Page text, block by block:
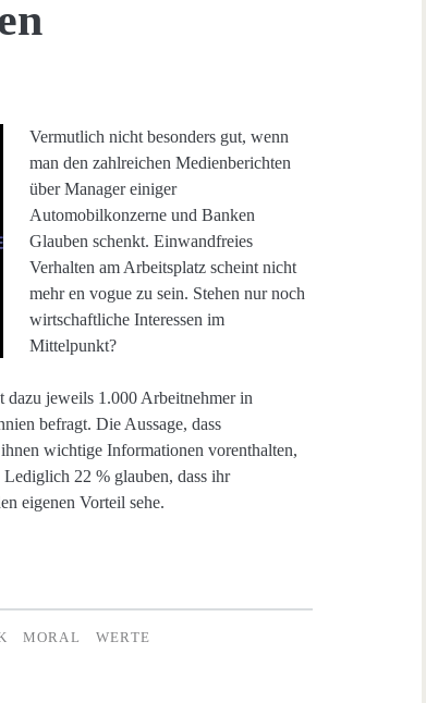
Vermutlich nicht besonders gut, wenn
man den zahlreichen Medienberichten
über Manager einiger
Automobilkonzerne und Banken
Glauben schenkt. Einwandfreies
Verhalten am Arbeitsplatz scheint nicht
mehr en vogue zu sein. Stehen nur noch
wirtschaftliche Interessen im
Mittelpunkt?
dazu jeweils 1.000 Arbeitnehmer in
befragt. Die Aussage, dass
wichtige Informationen vorenthalten,
22 % glauben, dass ihr
eigenen Vorteil sehe.
MORAL WERTE